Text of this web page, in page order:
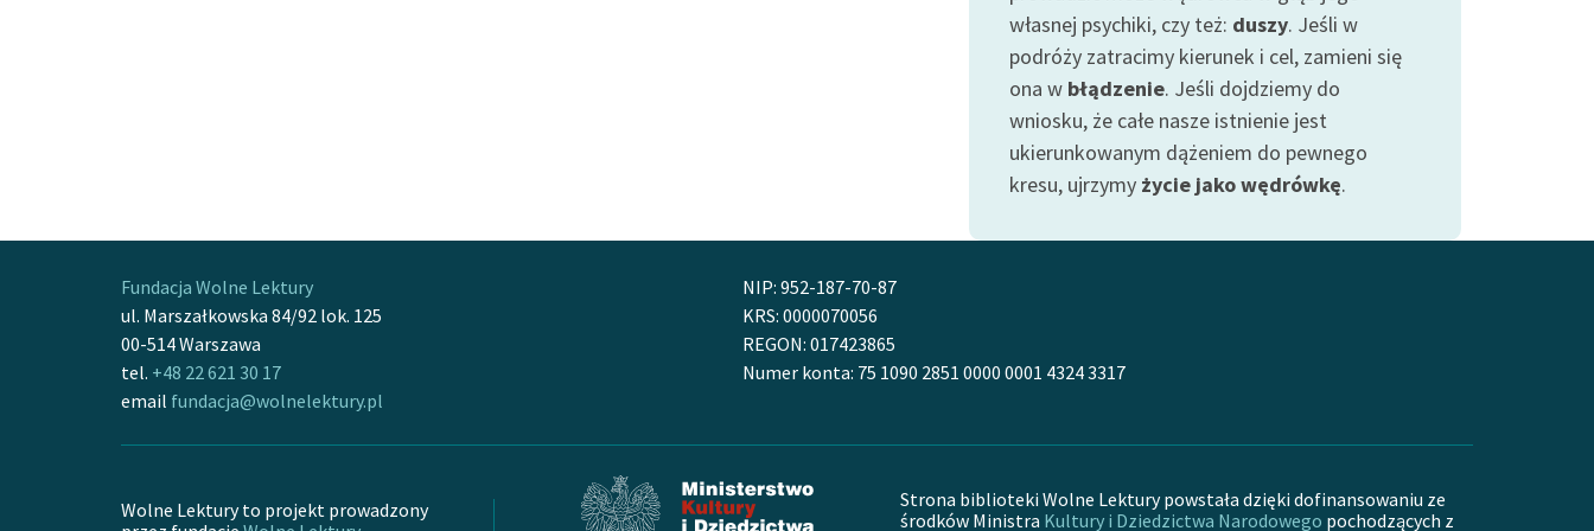
własnej psychiki, czy też: duszy. Jeśli w
podróży zatracimy kierunek i cel, zamieni się
ona w błądzenie. Jeśli dojdziemy do
wniosku, że całe nasze istnienie jest
ukierunkowanym dążeniem do pewnego
kresu, ujrzymy życie jako wędrówkę.
Fundacja Wolne Lektury
ul. Marszałkowska 84/92 lok. 125
00-514 Warszawa
tel. +48 22 621 30 17
email fundacja@wolnelektury.pl
NIP: 952-187-70-87
KRS: 0000070056
REGON: 017423865
Numer konta: 75 1090 2851 0000 0001 4324 3317
Wolne Lektury to projekt prowadzony
Strona biblioteki Wolne Lektury powstała dzięki dofinansowaniu ze
środków Ministra Kultury i Dziedzictwa Narodowego pochodzących z